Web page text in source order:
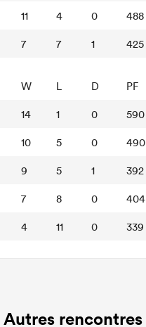
11 4 0 488
7 7 1 425
W L D PF
14 1 0 590
10 5 0 490
9 5 1 392
7 8 0 404
4 11 0 339
Autres rencontres